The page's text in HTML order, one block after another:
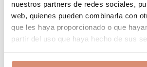
nuestros partners de redes sociales,
web, quienes pueden combinarla con
que les haya proporcionado o que
partir del uso que haya hecho de sus
energéticas entre las personas y
comunicación, la pedagogía y el
acompañamiento a cada individuo.